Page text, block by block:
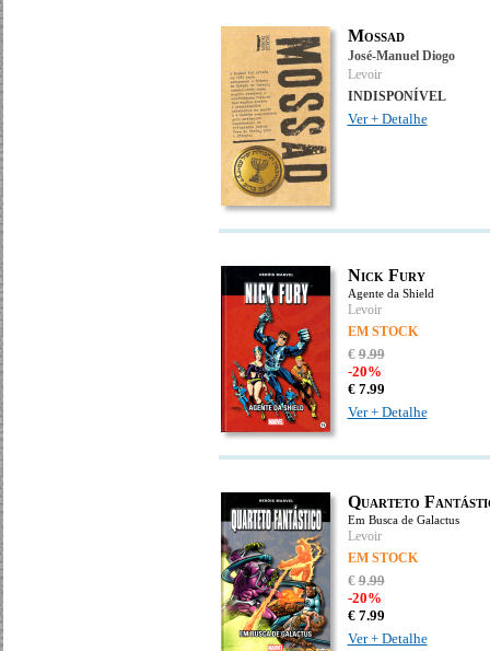
Mossad
José-Manuel Diogo
Levoir
INDISPONÍVEL
Ver + Detalhe
Nick Fury
Agente da Shield
Levoir
EM STOCK
€9.99
-20%
€ 7.99
Ver + Detalhe
Quarteto
Em Busca de Galactus
Levoir
EM STOCK
€9.99
-20%
€ 7.99
Ver + Detalhe